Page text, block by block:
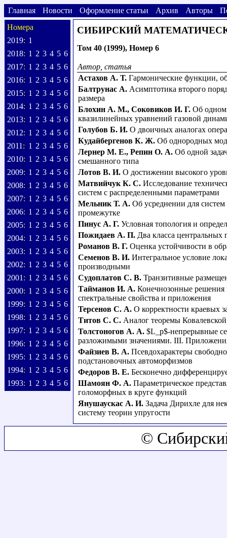
Главная Новости Оформление статьи Архив Авторы
Номера
2019: 1
2018: 1 2 3 4 5 6
2017: 1 2 3 4 5 6
2016: 1 2 3 4 5 6
2015: 1 2 3 4 5 6
2014: 1 2 3 4 5 6
2013: 1 2 3 4 5 6
2012: 1 2 3 4 5 6
2011 : 1 2 3 4 5 6
2010: 1 2 3 4 5 6
2009: 1 2 3 4 5 6
2008: 1 2 3 4 5 6
2007: 1 2 3 4 5 6
2006: 1 2 3 4 5 6
2005: 1 2 3 4 5 6
2004: 1 2 3 4 5 6
2003: 1 2 3 4 5 6
2002: 1 2 3 4 5 6
2001 : 1 2 3 4 5 6
2000: 1 2 3 4 5 6
1999: 1 2 3 4 5 6
1998: 1 2 3 4 5 6
1997: 1 2 3 4 5 6
1996: 1 2 3 4 5 6
1995: 1 2 3 4 5 6
1994: 1 2 3 4 5 6
1993: 1 2 3 4 5 6
СИБИРСКИЙ
Том 40 (1999), Номер 6
Автор, статья
Астахов А. Т. Гармонические функции,
Балтрунас А. Асимптотика второго
размера
Блохин А. М., Соковиков И. Г. Об одном
квазилинейных уравнений газовой
Голубов Б. И. О двоичных аналогах
Кудайбергенов К. Ж. Об однородных
Лернер М. Е., Репин О. А. Об одной
смешанного типа
Лотов В. И. О достижении высокого
Матвийчук К. С. Исследование
систем с распределенными параметрами
Мельник Т. А. Об усреднении для
промежутке
Пинус А. Г. Условная топология и
Пожидаев А. П. Два класса центральных
Романов В. Г. Оценка устойчивости в
Семенов В. И. Интегральное условие
производными
Судоплатов С. В. Транзитивные
Тайманов И. А. Конечнозонные
спектральные свойства и приложения
Терсенов С. А. О корректности краевых
Титов С. С. Аналог теоремы
Толстоногов А. А. $L_p$-непрерывные
разложимыми значениями. III.
Файзиев В. А. Псевдохарактеры
подстановочных автоморфизмов
Федоров В. Е. Бесконечно
Шамоян Ф. А. Параметрическое
голоморфных в круге функций
Янушаускас А. И. Задача Дирихле для
систему теории упругости
©